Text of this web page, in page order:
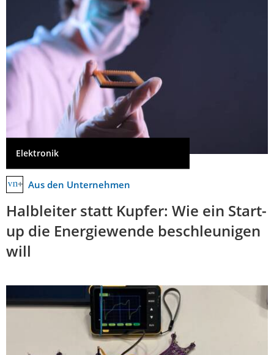
Elektronik
Aus den Unternehmen
Halbleiter statt Kupfer: Wie ein Start-
up die Energiewende beschleunigen
will